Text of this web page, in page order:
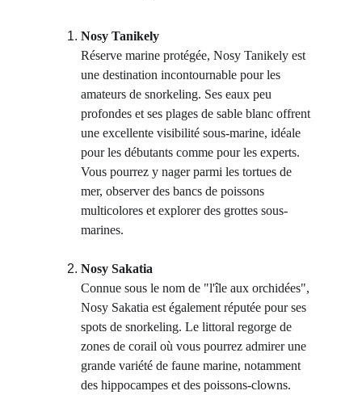
Nosy Tanikely
Réserve marine protégée, Nosy Tanikely est
une destination incontournable pour les
amateurs de snorkeling. Ses eaux peu
profondes et ses plages de sable blanc offrent
une excellente visibilité sous-marine, idéale
pour les débutants comme pour les experts.
Vous pourrez y nager parmi les tortues de
mer, observer des bancs de poissons
multicolores et explorer des grottes sous-
marines.
Nosy Sakatia
Connue sous le nom de "l'île aux orchidées",
Nosy Sakatia est également réputée pour ses
spots de snorkeling. Le littoral regorge de
zones de corail où vous pourrez admirer une
grande variété de faune marine, notamment
des hippocampes et des poissons-clowns.